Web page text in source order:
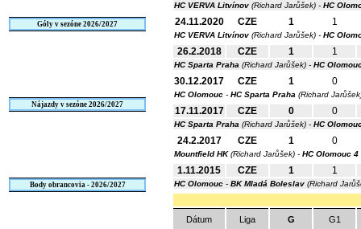
Góly v sezóne 2026/2027
Nájazdy v sezóne 2026/2027
Body obrancovia - 2026/2027
HC VERVA Litvínov (Richard Jarůšek) - HC
24.11.2020 CZE 1 1
HC VERVA Litvínov (Richard Jarůšek) - HC
26.2.2018 CZE 1 1
HC Sparta Praha (Richard Jarůšek) - HC
30.12.2017 CZE 1 0
HC Olomouc - HC Sparta Praha (Richard
17.11.2017 CZE 0 0
HC Sparta Praha (Richard Jarůšek) - HC
24.2.2017 CZE 1 0
Mountfield HK(Richard Jarůšek) - HC Olomouc 4
1.11.2015 CZE 1 1
HC Olomouc - BK Mladá Boleslav (Richard
Dátum Liga G G1